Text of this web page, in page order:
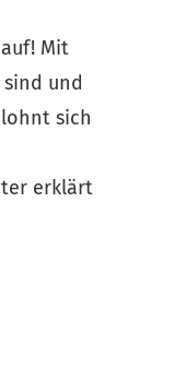
Mit
und
sich
erklärt